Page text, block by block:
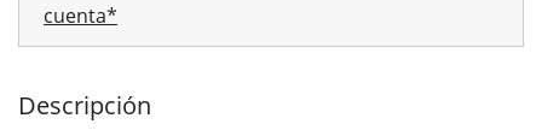
cuenta*
Descripción